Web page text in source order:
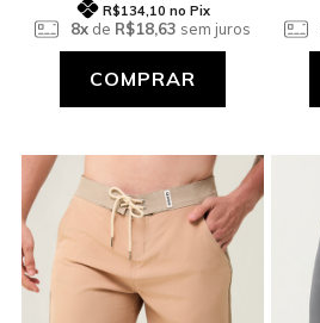
R$134,10 no Pix
8xde R$18,63 sem juros
COMPRAR